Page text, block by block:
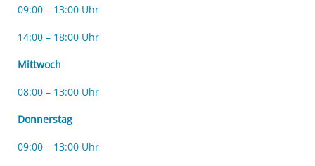
09:00 – 13:00 Uhr
14:00 – 18:00 Uhr
Mittwoch
08:00 – 13:00 Uhr
Donnerstag
09:00 – 13:00 Uhr